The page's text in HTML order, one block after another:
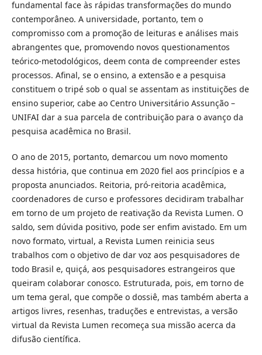
fundamental face às rápidas transformações do mundo
contemporâneo. A universidade, portanto, tem o
compromisso com a promoção de leituras e análises mais
abrangentes que, promovendo novos questionamentos
teórico-metodológicos, deem conta de compreender estes
processos. Afinal, se o ensino, a extensão e a pesquisa
constituem o tripé sob o qual se assentam as instituições de
ensino superior, cabe ao Centro Universitário Assunção –
UNIFAI dar a sua parcela de contribuição para o avanço da
pesquisa acadêmica no Brasil.
O ano de 2015, portanto, demarcou um novo momento
dessa história, que continua em 2020 fiel aos princípios e a
proposta anunciados. Reitoria, pró-reitoria acadêmica,
coordenadores de curso e professores decidiram trabalhar
em torno de um projeto de reativação da Revista Lumen. O
saldo, sem dúvida positivo, pode ser enfim avistado. Em um
novo formato, virtual, a Revista Lumen reinicia seus
trabalhos com o objetivo de dar voz aos pesquisadores de
todo Brasil e, quiçá, aos pesquisadores estrangeiros que
queiram colaborar conosco. Estruturada, pois, em torno de
um tema geral, que compõe o dossiê, mas também aberta a
artigos livres, resenhas, traduções e entrevistas, a versão
virtual da Revista Lumen recomeça sua missão acerca da
difusão científica.